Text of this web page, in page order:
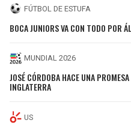
FÚTBOL DE ESTUFA
BOCA JUNIORS VA CON TODO POR
MUNDIAL 2026
JOSÉ CÓRDOBA HACE UNA
INGLATERRA
US